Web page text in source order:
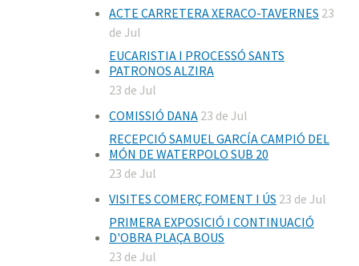
ACTE CARRETERA XERACO-TAVERNES 23
de Jul
EUCARISTIA I PROCESSÓ SANTS
PATRONOS ALZIRA
23 de Jul
COMISSIÓ DANA 23 de Jul
RECEPCIÓ SAMUEL GARCÍA CAMPIÓ DEL
MÓN DE WATERPOLO SUB 20
23 de Jul
VISITES COMERÇ FOMENT I ÚS 23 de Jul
PRIMERA EXPOSICIÓ I CONTINUACIÓ
D'OBRA PLAÇA BOUS
23 de Jul